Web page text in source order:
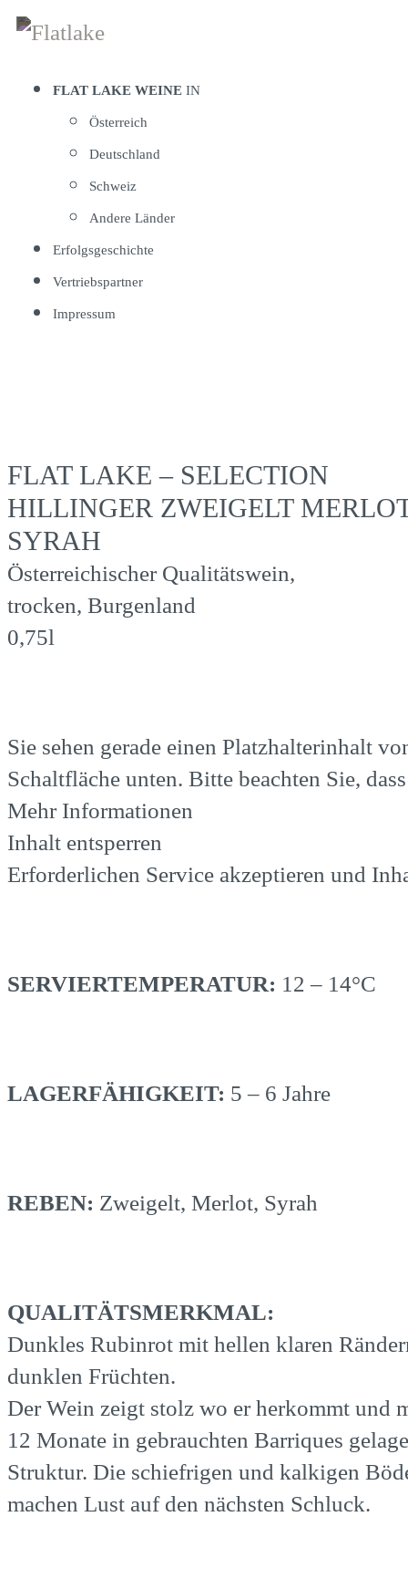
Zum
springenFLAT LAKE WEINE IN
Österreich
Deutschland
Schweiz
Andere Länder
Erfolgsgeschichte
Vertriebspartner
Impressum
FLAT LAKE – SELECTION
HILLINGER ZWEIGELT
SYRAH
Österreichischer Qualitätswein,
trocken, Burgenland
0,75l
Sie sehen gerade einen Platzhalterinhalt
Schaltfläche unten. Bitte beachten Sie,
Mehr Informationen
Inhalt entsperren
Erforderlichen Service akzeptieren und
SERVIERTEMPERATUR: 12 – 14°C
LAGERFÄHIGKEIT: 5 – 6 Jahre
REBEN: Zweigelt, Merlot, Syrah
QUALITÄTSMERKMAL:
Dunkles Rubinrot mit hellen klaren
dunklen Früchten.
Der Wein zeigt stolz wo er herkommt und
12 Monate in gebrauchten Barriques
Struktur. Die schiefrigen und kalkigen
machen Lust auf den nächsten Schluck.